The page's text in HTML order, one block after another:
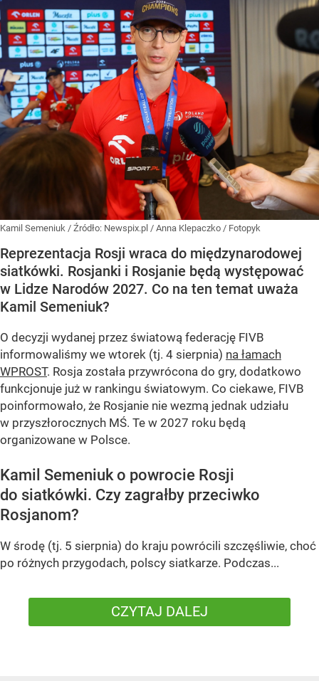
Kamil Semeniuk / Źródło: Newspix.pl / Anna Klepaczko / Fotopyk
Reprezentacja Rosji wraca do międzynarodowej
siatkówki. Rosjanki i Rosjanie będą występować
w Lidze Narodów 2027. Co na ten temat uważa
Kamil Semeniuk?
O decyzji wydanej przez światową federację FIVB
informowaliśmy we wtorek (tj. 4 sierpnia) na łamach
WPROST. Rosja została przywrócona do gry, dodatkowo
funkcjonuje już w rankingu światowym. Co ciekawe, FIVB
poinformowało, że Rosjanie nie wezmą jednak udziału
w przyszłorocznych MŚ. Te w 2027 roku będą
organizowane w Polsce.
Kamil Semeniuk o powrocie Rosji
do siatkówki. Czy zagrałby przeciwko
Rosjanom?
W środę (tj. 5 sierpnia) do kraju powrócili szczęśliwie, choć
po różnych przygodach, polscy siatkarze. Podczas...
CZYTAJ DALEJ